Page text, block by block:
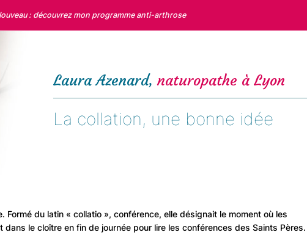
: découvrez mon programme anti-arthrose
Laura Azenard,naturopathe à Lyon
La collation, une bonne idée
Formé du latin « collatio », conférence, elle désignait le moment où les
dans le cloître en fin de journée pour lire les conférences des Saints Pères.